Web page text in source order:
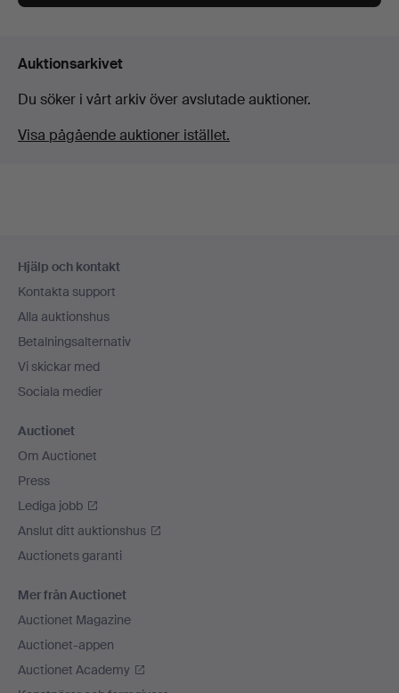
Auktionsarkivet
Du söker i vårt arkiv över avslutade auktioner.
Visa pågående auktioner istället.
Hjälp och kontakt
Kontakta support
Alla auktionshus
Betalningsalternativ
Vi skickar med
Sociala medier
Auctionet
Om Auctionet
Press
Lediga jobb
Anslut ditt auktionshus
Auctionets garanti
Mer från Auctionet
Auctionet Magazine
Auctionet-appen
Auctionet Academy